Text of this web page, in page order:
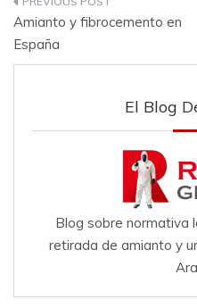
Amianto y fibrocemento en
España
El Blog
Blog sobre normativa
retirada de amianto y